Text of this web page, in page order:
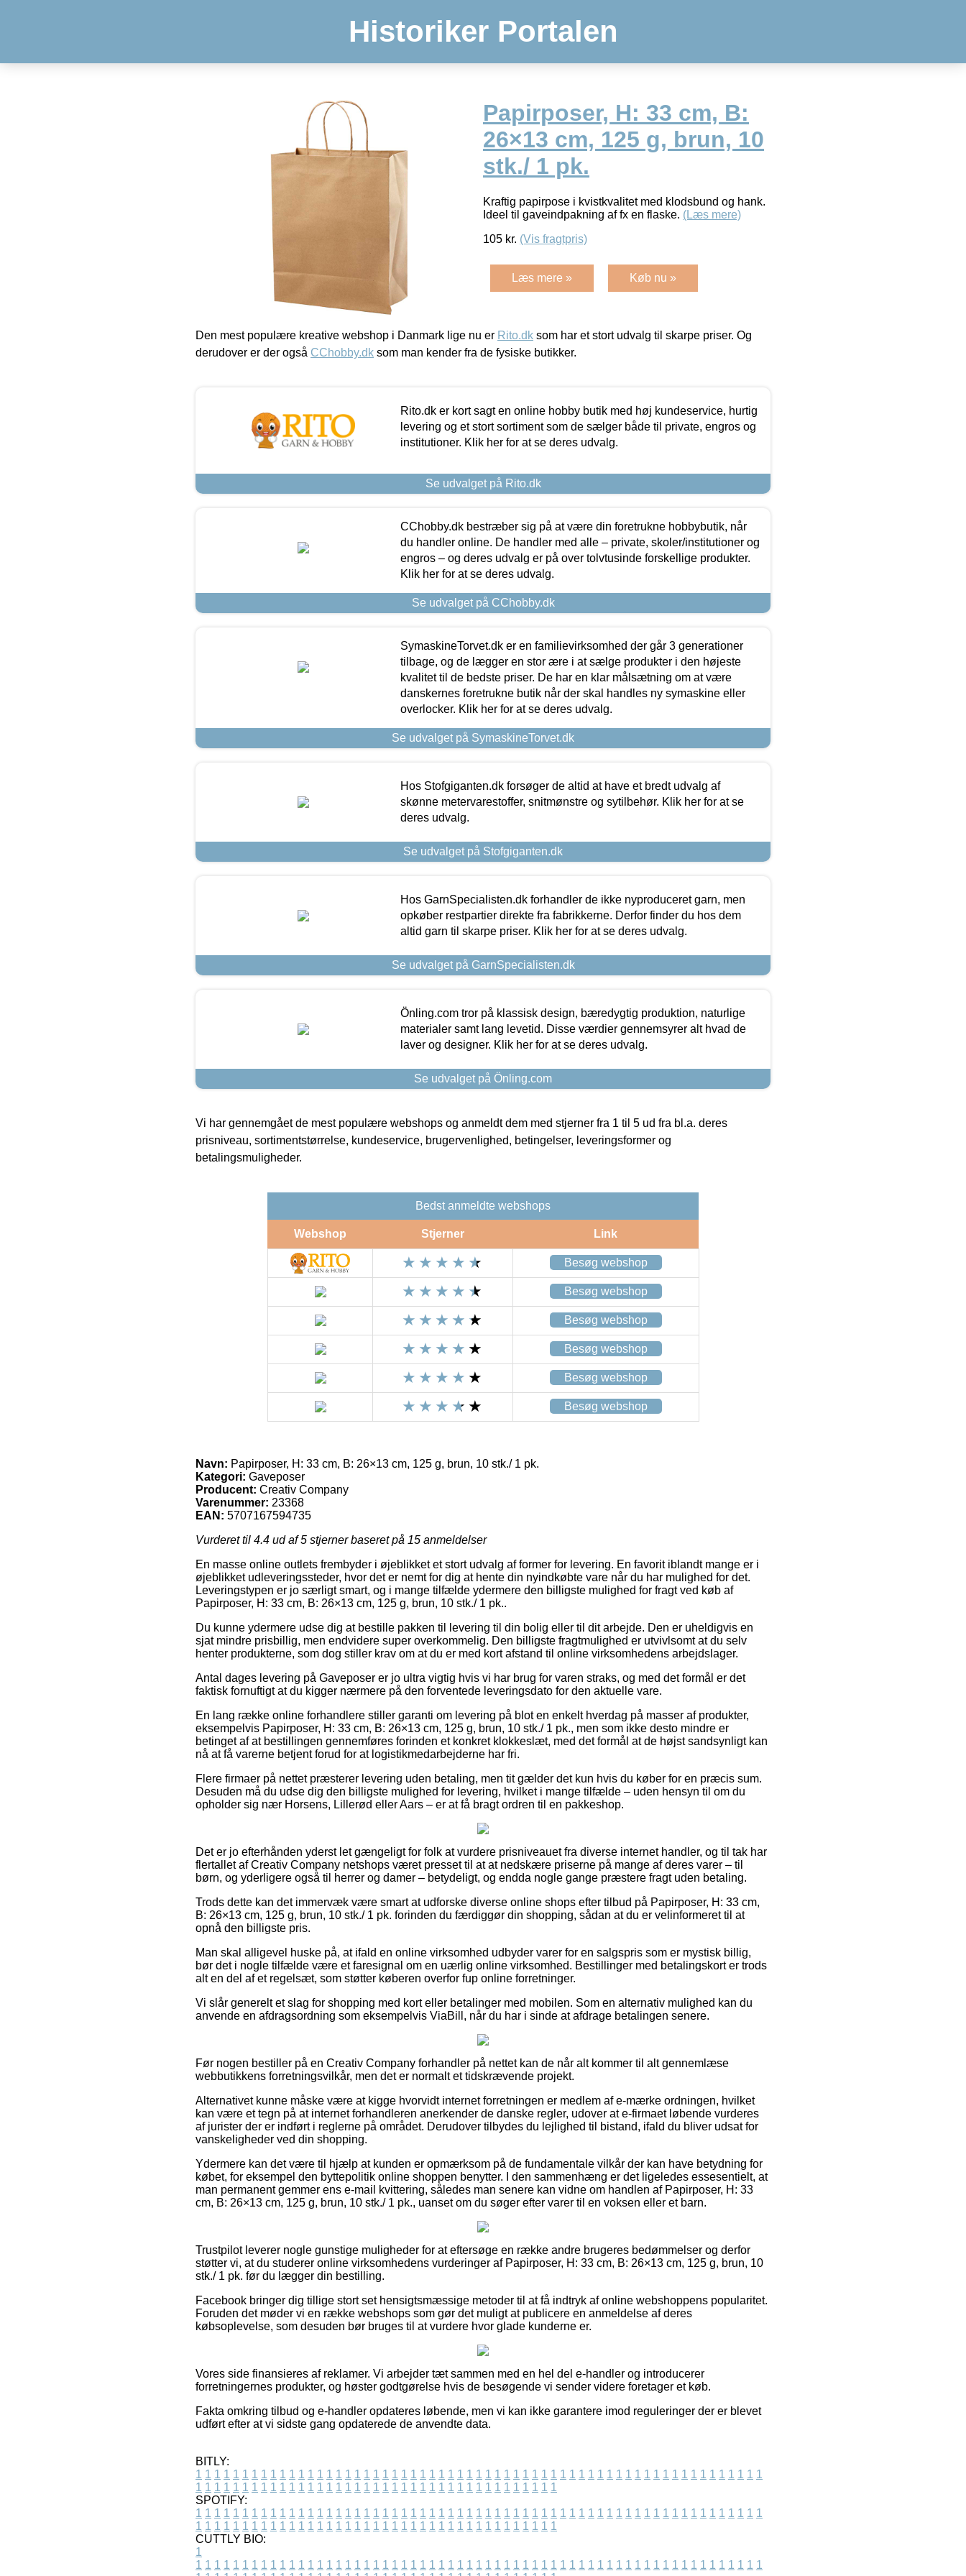
Historiker Portalen
Papirposer, H: 33 cm, B:
26×13 cm, 125 g, brun, 10
stk./ 1 pk.
Kraftig papirpose i kvistkvalitet med klodsbund og hank.
Ideel til gaveindpakning af fx en flaske. (Læs mere)
105 kr. (Vis fragtpris)
Læs mere » Køb nu »
Den mest populære kreative webshop i Danmark lige nu er Rito.dk som har et stort udvalg til skarpe priser. Og
derudover er der også CChobby.dk som man kender fra de fysiske butikker.
Rito.dk er kort sagt en online hobby butik med høj kundeservice, hurtig
levering og et stort sortiment som de sælger både til private, engros og
institutioner. Klik her for at se deres udvalg.
Se udvalget på Rito.dk
CChobby.dk bestræber sig på at være din foretrukne hobbybutik, når
du handler online. De handler med alle – private, skoler/institutioner og
engros – og deres udvalg er på over tolvtusinde forskellige produkter.
Klik her for at se deres udvalg.
Se udvalget på CChobby.dk
SymaskineTorvet.dk er en familievirksomhed der går 3 generationer
tilbage, og de lægger en stor ære i at sælge produkter i den højeste
kvalitet til de bedste priser. De har en klar målsætning om at være
danskernes foretrukne butik når der skal handles ny symaskine eller
overlocker. Klik her for at se deres udvalg.
Se udvalget på SymaskineTorvet.dk
Hos Stofgiganten.dk forsøger de altid at have et bredt udvalg af
skønne metervarestoffer, snitmønstre og sytilbehør. Klik her for at se
deres udvalg.
Se udvalget på Stofgiganten.dk
Hos GarnSpecialisten.dk forhandler de ikke nyproduceret garn, men
opkøber restpartier direkte fra fabrikkerne. Derfor finder du hos dem
altid garn til skarpe priser. Klik her for at se deres udvalg.
Se udvalget på GarnSpecialisten.dk
Önling.com tror på klassisk design, bæredygtig produktion, naturlige
materialer samt lang levetid. Disse værdier gennemsyrer alt hvad de
laver og designer. Klik her for at se deres udvalg.
Se udvalget på Önling.com
Vi har gennemgået de mest populære webshops og anmeldt dem med stjerner fra 1 til 5 ud fra bl.a. deres
prisniveau, sortimentstørrelse, kundeservice, brugervenlighed, betingelser, leveringsformer og
betalingsmuligheder.
Bedst anmeldte webshops
Webshop Stjerner Link
Besøg webshop
Besøg webshop
Besøg webshop
Besøg webshop
Besøg webshop
Besøg webshop
Navn: Papirposer, H: 33 cm, B: 26×13 cm, 125 g, brun, 10 stk./ 1 pk.
Kategori: Gaveposer
Producent: Creativ Company
Varenummer: 23368
EAN: 5707167594735
Vurderet til 4.4 ud af 5 stjerner baseret på 15 anmeldelser
En masse online outlets frembyder i øjeblikket et stort udvalg af former for levering. En favorit iblandt mange er i
øjeblikket udleveringssteder, hvor det er nemt for dig at hente din nyindkøbte vare når du har mulighed for det.
Leveringstypen er jo særligt smart, og i mange tilfælde ydermere den billigste mulighed for fragt ved køb af
Papirposer, H: 33 cm, B: 26×13 cm, 125 g, brun, 10 stk./ 1 pk..
Du kunne ydermere udse dig at bestille pakken til levering til din bolig eller til dit arbejde. Den er uheldigvis en
sjat mindre prisbillig, men endvidere super overkommelig. Den billigste fragtmulighed er utvivlsomt at du selv
henter produkterne, som dog stiller krav om at du er med kort afstand til online virksomhedens arbejdslager.
Antal dages levering på Gaveposer er jo ultra vigtig hvis vi har brug for varen straks, og med det formål er det
faktisk fornuftigt at du kigger nærmere på den forventede leveringsdato for den aktuelle vare.
En lang række online forhandlere stiller garanti om levering på blot en enkelt hverdag på masser af produkter,
eksempelvis Papirposer, H: 33 cm, B: 26×13 cm, 125 g, brun, 10 stk./ 1 pk., men som ikke desto mindre er
betinget af at bestillingen gennemføres forinden et konkret klokkeslæt, med det formål at de højst sandsynligt kan
nå at få varerne betjent forud for at logistikmedarbejderne har fri.
Flere firmaer på nettet præsterer levering uden betaling, men tit gælder det kun hvis du køber for en præcis sum.
Desuden må du udse dig den billigste mulighed for levering, hvilket i mange tilfælde – uden hensyn til om du
opholder sig nær Horsens, Lillerød eller Aars – er at få bragt ordren til en pakkeshop.
Det er jo efterhånden yderst let gængeligt for folk at vurdere prisniveauet fra diverse internet handler, og til tak har
flertallet af Creativ Company netshops været presset til at at nedskære priserne på mange af deres varer – til
børn, og yderligere også til herrer og damer – betydeligt, og endda nogle gange præstere fragt uden betaling.
Trods dette kan det immervæk være smart at udforske diverse online shops efter tilbud på Papirposer, H: 33 cm,
B: 26×13 cm, 125 g, brun, 10 stk./ 1 pk. forinden du færdiggør din shopping, sådan at du er velinformeret til at
opnå den billigste pris.
Man skal alligevel huske på, at ifald en online virksomhed udbyder varer for en salgspris som er mystisk billig,
bør det i nogle tilfælde være et faresignal om en uærlig online virksomhed. Bestillinger med betalingskort er trods
alt en del af et regelsæt, som støtter køberen overfor fup online forretninger.
Vi slår generelt et slag for shopping med kort eller betalinger med mobilen. Som en alternativ mulighed kan du
anvende en afdragsordning som eksempelvis ViaBill, når du har i sinde at afdrage betalingen senere.
Før nogen bestiller på en Creativ Company forhandler på nettet kan de når alt kommer til alt gennemlæse
webbutikkens forretningsvilkår, men det er normalt et tidskrævende projekt.
Alternativet kunne måske være at kigge hvorvidt internet forretningen er medlem af e-mærke ordningen, hvilket
kan være et tegn på at internet forhandleren anerkender de danske regler, udover at e-firmaet løbende vurderes
af jurister der er indført i reglerne på området. Derudover tilbydes du lejlighed til bistand, ifald du bliver udsat for
vanskeligheder ved din shopping.
Ydermere kan det være til hjælp at kunden er opmærksom på de fundamentale vilkår der kan have betydning for
købet, for eksempel den byttepolitik online shoppen benytter. I den sammenhæng er det ligeledes essesentielt, at
man permanent gemmer ens e-mail kvittering, således man senere kan vidne om handlen af Papirposer, H: 33
cm, B: 26×13 cm, 125 g, brun, 10 stk./ 1 pk., uanset om du søger efter varer til en voksen eller et barn.
Trustpilot leverer nogle gunstige muligheder for at eftersøge en række andre brugeres bedømmelser og derfor
støtter vi, at du studerer online virksomhedens vurderinger af Papirposer, H: 33 cm, B: 26×13 cm, 125 g, brun, 10
stk./ 1 pk. før du lægger din bestilling.
Facebook bringer dig tillige stort set hensigtsmæssige metoder til at få indtryk af online webshoppens popularitet.
Foruden det møder vi en række webshops som gør det muligt at publicere en anmeldelse af deres
købsoplevelse, som desuden bør bruges til at vurdere hvor glade kunderne er.
Vores side finansieres af reklamer. Vi arbejder tæt sammen med en hel del e-handler og introducerer
forretningernes produkter, og høster godtgørelse hvis de besøgende vi sender videre foretager et køb.
Fakta omkring tilbud og e-handler opdateres løbende, men vi kan ikke garantere imod reguleringer der er blevet
udført efter at vi sidste gang opdaterede de anvendte data.
BITLY:
1 1 1 1 1 1 1 1 1 1 1 1 1 1 1 1 1 1 1 1 1 1 1 1 1 1 1 1 1 1 1 1 1 1 1 1 1 1 1 1 1 1 1 1 1 1 1 1 1 1 1 1 1 1 1 1 1 1 1 1 1
1 1 1 1 1 1 1 1 1 1 1 1 1 1 1 1 1 1 1 1 1 1 1 1 1 1 1 1 1 1 1 1 1 1 1 1 1 1 1
SPOTIFY:
1 1 1 1 1 1 1 1 1 1 1 1 1 1 1 1 1 1 1 1 1 1 1 1 1 1 1 1 1 1 1 1 1 1 1 1 1 1 1 1 1 1 1 1 1 1 1 1 1 1 1 1 1 1 1 1 1 1 1 1 1
1 1 1 1 1 1 1 1 1 1 1 1 1 1 1 1 1 1 1 1 1 1 1 1 1 1 1 1 1 1 1 1 1 1 1 1 1 1 1
CUTTLY BIO:
1
1 1 1 1 1 1 1 1 1 1 1 1 1 1 1 1 1 1 1 1 1 1 1 1 1 1 1 1 1 1 1 1 1 1 1 1 1 1 1 1 1 1 1 1 1 1 1 1 1 1 1 1 1 1 1 1 1 1 1 1 1